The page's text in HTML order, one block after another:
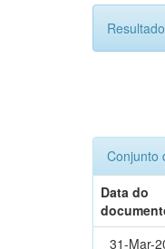
Conjunto
Data do
31-Mar-